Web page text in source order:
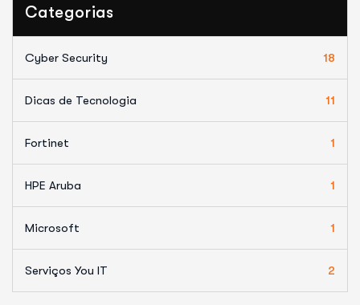
Categorias
Cyber Security 18
Dicas de Tecnologia 11
Fortinet 1
HPE Aruba 1
Microsoft 1
Serviços You IT 2